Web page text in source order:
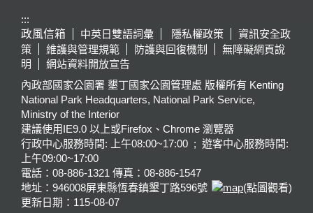
:::
政風信箱
中英日雙語詞彙 隱私權政策
資訊安全政
策
維護與管理規範 防護與回復機制
無障礙網頁說
明
網站資料開放宣告
內政部國家公園署 墾丁國家公園管理處 版權所有 Kenting
National Park Headquarters, National Park Service,
Ministry of the Interior
建議使用IE9.0 以上或Firefox、Chrome 瀏覽器
行政中心服務時間: 上午08:00~17:00 ; 遊客中心服務時間:
上午09:00~17:00
電話：08-886-1321 傳真：08-886-1547
地址：946008屏東縣恆春鎮墾丁路596號
(點圖觀看)
更新日期： 115-08-07